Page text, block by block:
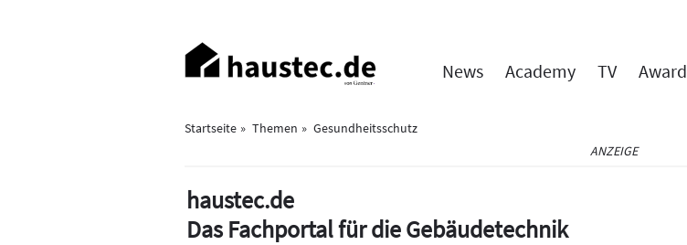
Haupt-
Navigation
News Academy TV Award
Startseite Themen
Gesundheitsschutz
ANZEIGE
haustec.de
Das Fachportal für die Gebäudetechnik